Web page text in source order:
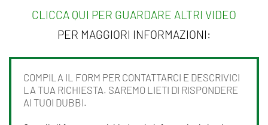
CLICCA QUI PER GUARDARE ALTRI VIDEO
PER MAGGIORI INFORMAZIONI:
COMPILA IL FORM PER CONTATTARCI E DESCRIVICI
LA TUA RICHIESTA. SAREMO LIETI DI RISPONDERE
AI TUOI DUBBI.